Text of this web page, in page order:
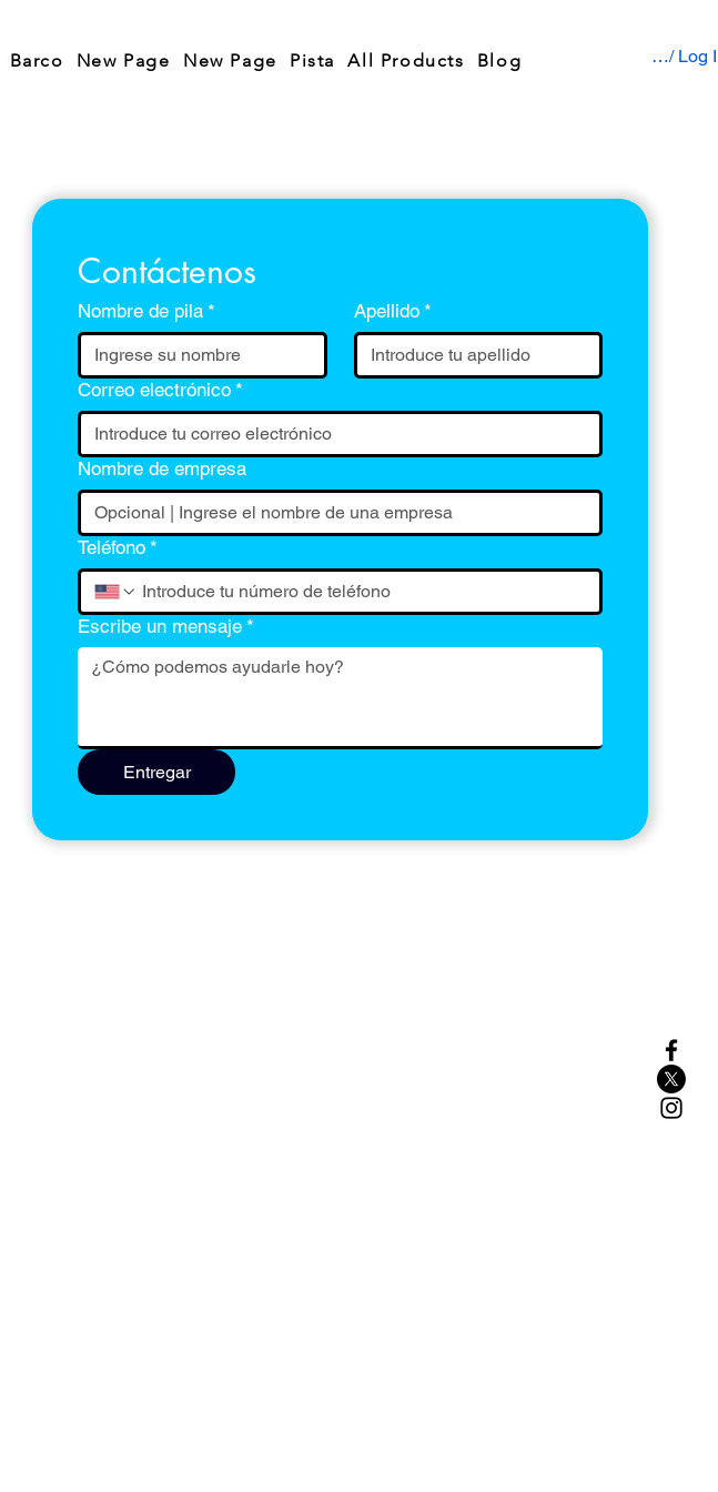
Barco New Page New Page Pista All Products Blog Sign up / Log
Contáctenos
Nombre de pila * Apellido *
Correo electrónico *
Nombre de empresa
Teléfono *
Escribe un mensaje *
Entregar